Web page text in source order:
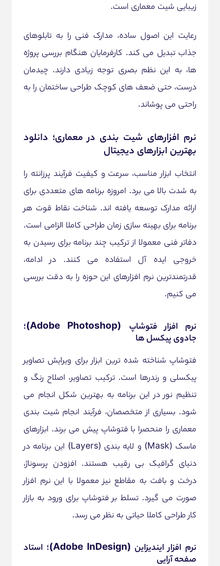
زیبایی شیت معماری است.
رعایت این اصول ساده، مدارک فنی را به تابلوهای
جذاب تبدیل می کند. کارفرمایان هنگام بررسی پروژه
ها، به این نظم بصری توجه زیادی دارند. چیدمان
درست، حتی ضعف های کوچک طراحی ساختمان را به
راحتی می پوشاند.
نرم افزارهای شیت بندی در معماری؛ دانلود
بهترین ابزارهای دیجیتال
انتخاب ابزار مناسب، سرعت و کیفیت فرآیند پرزانته را
به شدت بالا می برد. امروزه برنامه های متعددی برای
ارائه مدارک توسعه یافته اند. شناخت نقاط قوت هر
برنامه برای بهینه سازی زمان طراحی کاملا الزامی است.
دفاتر فنی معمولا از ترکیب چند برنامه برای رسیدن به
خروجی ایده آل استفاده می کنند. در ادامه،
قدرتمندترین نرم افزارهای این حوزه را به دقت بررسی
می کنیم.
نرم افزار فتوشاپ (Adobe Photoshop)؛
جادوی پیکسل ها
فتوشاپ شناخته شده ترین ابزار برای ویرایش تصاویر
پیکسلی و رندرها است. ترکیب تصاویر، اصلاح رنگ و
تنظیم نور در این برنامه به بهترین شکل انجام می
شود. بسیاری از متخصصان، فرآیند انجام شیت بندی
معماری را منحصرا با فتوشاپ پیش می برند. ابزارهای
ماسک (Mask) و لایه بندی (Layers) این برنامه در
دنیای گرافیک بی رقیب هستند. افزودن پرسوناژ،
درخت و بافت به مقاطع نیز معمولا با این نرم افزار
صورت می گیرد. تسلط بر فتوشاپ برای ورود به بازار
کار طراحی کاملا حیاتی به نظر می رسد.
نرم افزار ایندیزاین (Adobe InDesign)؛ استاد
صفحه آرایی